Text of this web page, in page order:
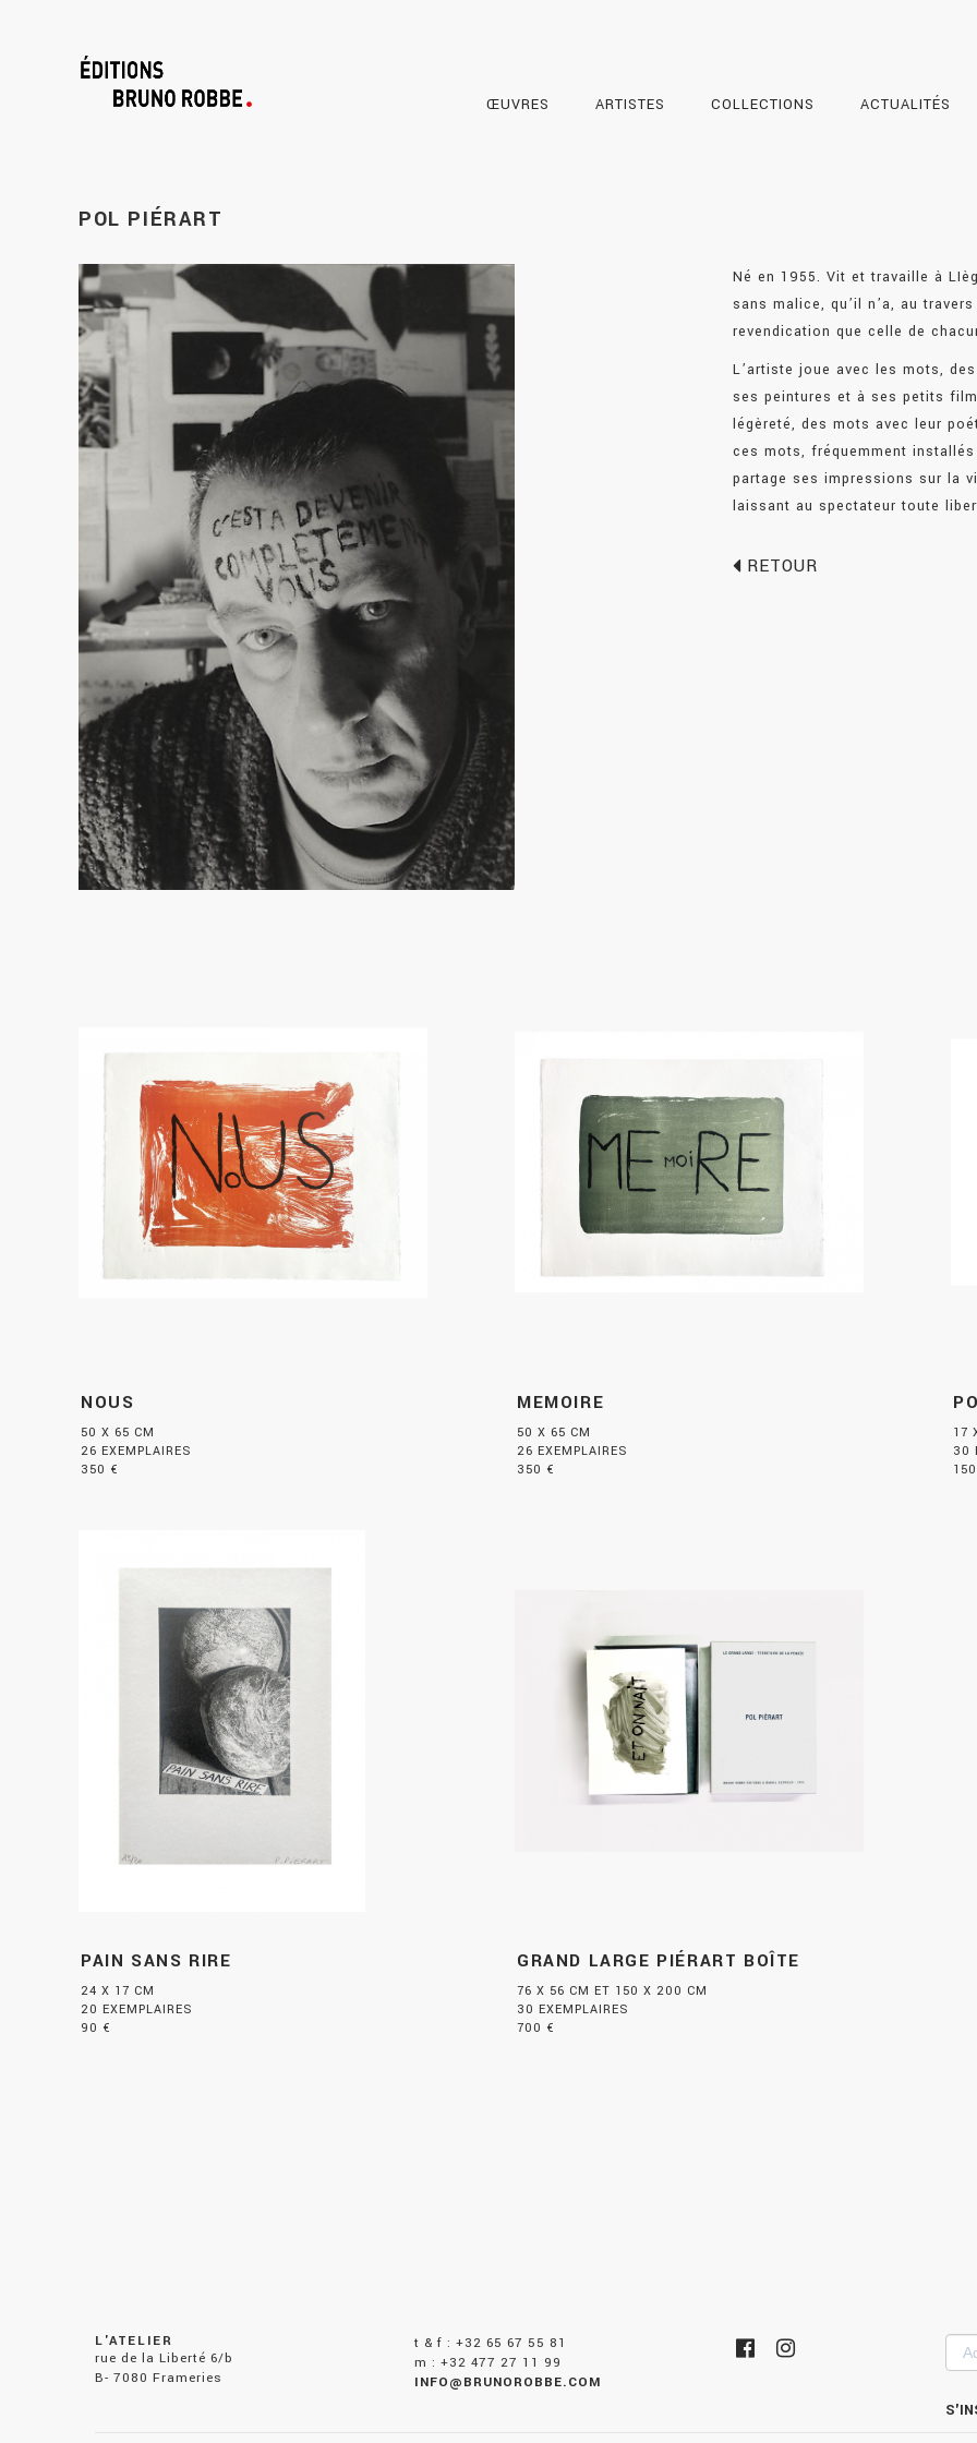
ŒUVRES ARTISTES COLLECTIONS ACTUALITÉS
POL PIÉRART
Né en 1955. Vit et travaille à
sans malice, qu’il n’a, au
revendication que celle de
L’artiste joue avec les mots,
ses peintures et à ses petits
légèreté, des mots avec leur
ces mots, fréquemment
partage ses impressions sur la
laissant au spectateur toute
RETOUR
NOUS
50 X 65 CM
26 EXEMPLAIRES
350 €
MEMOIRE
50 X 65 CM
26 EXEMPLAIRES
350 €
17
30
PAIN SANS RIRE
24 X 17 CM
20 EXEMPLAIRES
90 €
GRAND LARGE PIÉRART BOÎTE
76 X 56 CM ET 150 X 200 CM
30 EXEMPLAIRES
700 €
L'ATELIER
rue de la Liberté 6/b
B- 7080 Frameries
t & f : +32 65 67 55 81
m : +32 477 27 11 99
INFO@BRUNOROBBE.COM